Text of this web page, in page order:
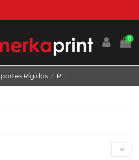
0
Rígidos PET